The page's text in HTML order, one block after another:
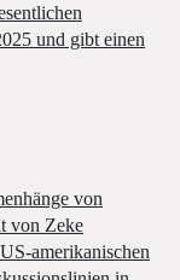
und gibt einen
von
von Zeke
amerikanischen